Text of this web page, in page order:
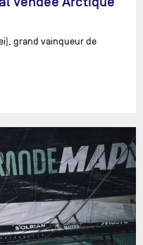
grand vainqueur de